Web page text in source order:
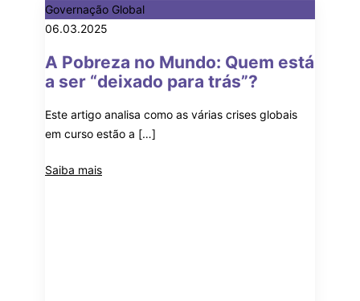
Governação Global
06.03.2025
A Pobreza no Mundo: Quem está
a ser “deixado para trás”?
Este artigo analisa como as várias crises globais
em curso estão a […]
Saiba mais